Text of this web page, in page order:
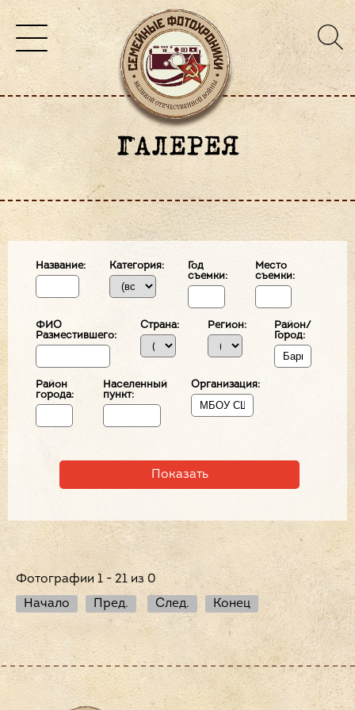
ГАЛЕРЕЯ
Название: Категория:
Год
съемки:
Место
съемки:
ФИО
Разместившего:
Страна: Регион:
Район/
Город:
Район
города:
Населенный
пункт:
Организация:
Фотографии 1 - 21 из 0
Начало
Пред. След. Конец